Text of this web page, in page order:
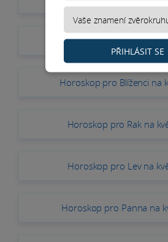
Horoskop pro Býk na
Horoskop pro Blíženci na
Horoskop pro Rak na
Horoskop pro Lev na
Horoskop pro Panna na
PŘIHLÁSIT SE